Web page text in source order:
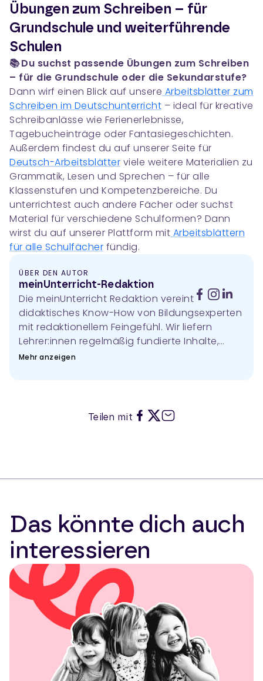
Übungen zum Schreiben – für
Grundschule und weiterführende
Schulen
📚 Du suchst passende Übungen zum Schreiben
– für die Grundschule oder die Sekundarstufe?
Dann wirf einen Blick auf unsere Arbeitsblätter zum
Schreiben im Deutschunterricht – ideal für kreative
Schreibanlässe wie Ferienerlebnisse,
Tagebucheinträge oder Fantasiegeschichten.
Außerdem findest du auf unserer Seite für
Deutsch-Arbeitsblätter viele weitere Materialien zu
Grammatik, Lesen und Sprechen – für alle
Klassenstufen und Kompetenzbereiche. Du
unterrichtest auch andere Fächer oder suchst
Material für verschiedene Schulformen? Dann
wirst du auf unserer Plattform mit Arbeitsblättern
für alle Schulfächer fündig.
ÜBER DEN AUTOR
meinUnterricht-Redaktion
Die meinUnterricht Redaktion vereint
didaktisches Know-How von Bildungsexperten
mit redaktionellem Feingefühl. Wir liefern
Lehrer:innen regelmäßig fundierte Inhalte,
praxistaugliche Tipps und kreative Ideen für
Heterogenität von Lerngruppen,
Demokratiebildung und vielen mehr.
Mehr anzeigen
Teilen mit
Das könnte dich auch
interessieren